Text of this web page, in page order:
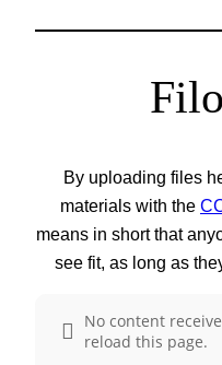
By uploading files
materials with the
means in short that
see fit, as long as
No content
reload this page.